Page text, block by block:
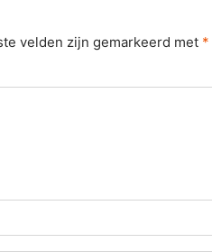
velden zijn gemarkeerd met *